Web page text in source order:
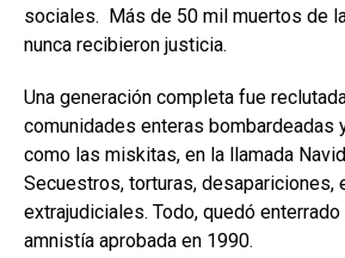
sociales. Más de 50 mil muertos de
nunca recibieron justicia.
Una generación completa fue
comunidades enteras bombardeadas
como las miskitas, en la llamada
Secuestros, torturas, desapariciones,
extrajudiciales. Todo, quedó
amnistía aprobada en 1990.